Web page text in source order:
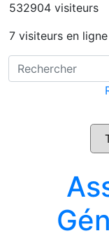
532904 visiteurs
7 visiteurs en ligne